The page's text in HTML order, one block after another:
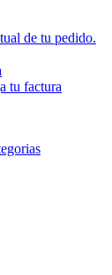
de tu pedido.
tu factura